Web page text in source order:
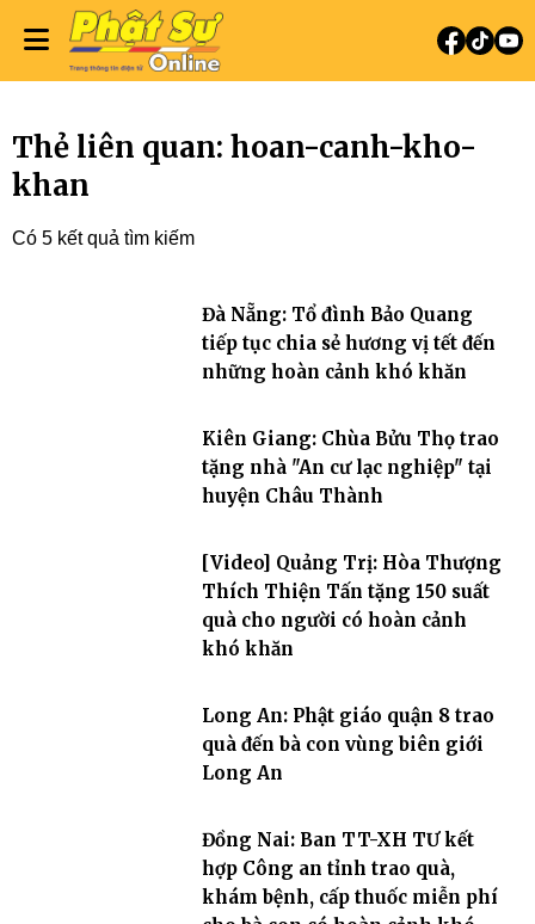
Thẻ liên quan: hoan-canh-kho-
khan
Có 5 kết quả tìm kiếm
Đà Nẵng: Tổ đình Bảo Quang
tiếp tục chia sẻ hương vị tết đến
những hoàn cảnh khó khăn
Kiên Giang: Chùa Bửu Thọ trao
tặng nhà "An cư lạc nghiệp" tại
huyện Châu Thành
[Video] Quảng Trị: Hòa Thượng
Thích Thiện Tấn tặng 150 suất
quà cho người có hoàn cảnh
khó khăn
Long An: Phật giáo quận 8 trao
quà đến bà con vùng biên giới
Long An
Đồng Nai: Ban TT-XH TƯ kết
hợp Công an tỉnh trao quà,
khám bệnh, cấp thuốc miễn phí